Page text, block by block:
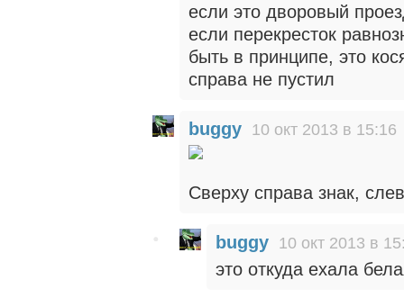
если это дворовый
если перекресток
быть в принципе, это
справа не пустил
buggy 10 окт 2013 в 15:16
Сверху справа знак,
buggy 10 окт 2013 в
это откуда ехала